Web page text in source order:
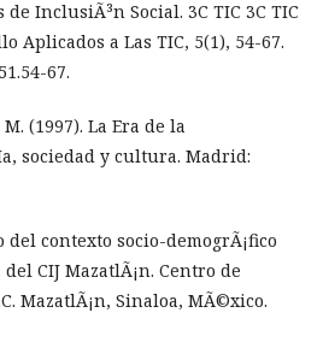
InclusiÃ³n Social. 3C TIC 3C TIC
Aplicados a Las TIC, 5(1), 54-67.
67.
(1997). La Era de la
sociedad y cultura. Madrid:
del contexto socio-demogrÃ¡fico
CIJ MazatlÃ¡n. Centro de
MazatlÃ¡n, Sinaloa, MÃ©xico.